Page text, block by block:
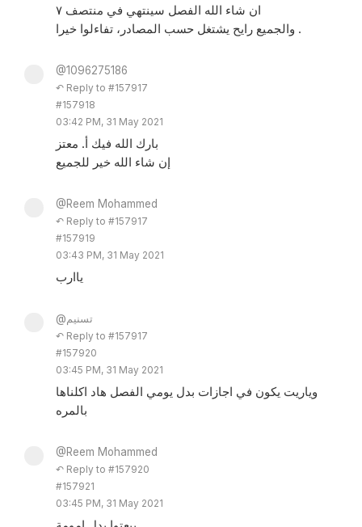
ان شاء الله الفصل سينتهي في منتصف ٧
والجميع رايح يشتغل حسب المصادر، تفاءلوا خيرا .
@1096275186
↶ Reply to #157917
#157918
03:42 PM, 31 May 2021
بارك الله فيك أ. معتز
إن شاء الله خير للجميع
@Reem Mohammed
↶ Reply to #157917
#157919
03:43 PM, 31 May 2021
ياارب
@تسنيم
↶ Reply to #157917
#157920
03:45 PM, 31 May 2021
وياريت يكون في اجازات بدل يومي الفصل هاد اكلناها
بالمره
@Reem Mohammed
↶ Reply to #157920
#157921
03:45 PM, 31 May 2021